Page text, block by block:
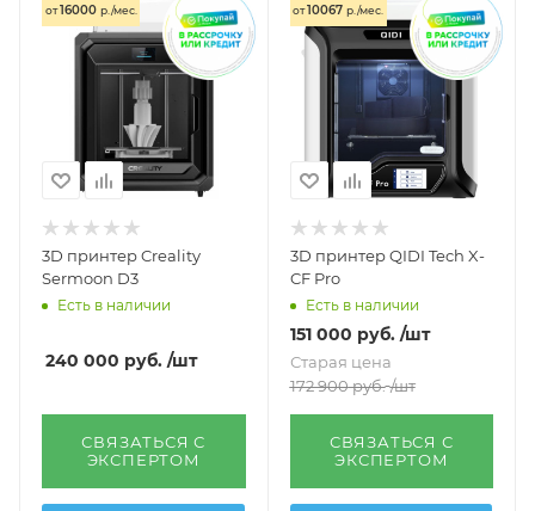
от16000 р./мес.
3D принтер Creality
Sermoon D3
Есть в наличии
240 000 руб. /шт
СВЯЗАТЬСЯ С
ЭКСПЕРТОМ
от10067 р./мес.
3D принтер QIDI Tech X-
CF Pro
Есть в наличии
151 000 руб. /шт
Старая цена
172 900руб. /шт
СВЯЗАТЬСЯ С
ЭКСПЕРТОМ